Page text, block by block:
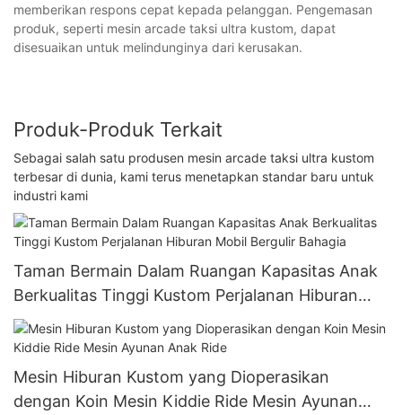
memberikan respons cepat kepada pelanggan. Pengemasan
produk, seperti mesin arcade taksi ultra kustom, dapat
disesuaikan untuk melindunginya dari kerusakan.
Produk-Produk Terkait
Sebagai salah satu produsen mesin arcade taksi ultra kustom
terbesar di dunia, kami terus menetapkan standar baru untuk
industri kami
Taman Bermain Dalam Ruangan Kapasitas Anak
Berkualitas Tinggi Kustom Perjalanan Hiburan
Mobil Bergulir Bahagia
Mesin Hiburan Kustom yang Dioperasikan
dengan Koin Mesin Kiddie Ride Mesin Ayunan